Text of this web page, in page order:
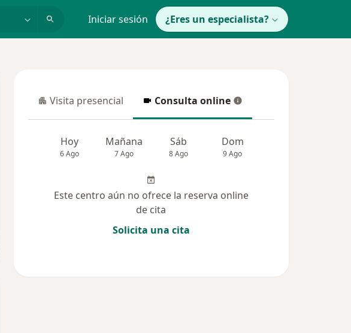
Iniciar sesión ¿Eres un especialista?
Visita presencial
Visita presencial Consulta online
Consulta online
Hoy
6 Ago
Mañana
7 Ago
Sáb
8 Ago
Dom
9 Ago
Este centro aún no ofrece la reserva online
de cita
Solicita una cita